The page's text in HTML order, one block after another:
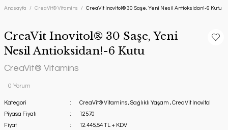
Anasayfa CreaVit® Vitamins CreaVit Inovitol® 30 Saşe, Yeni Nesil Antioksidan!-6 Kutu
CreaVit Inovitol® 30 Saşe, Yeni
Nesil Antioksidan!-6 Kutu
CreaVit® Vitamins
0 Yorum
Kategori CreaVit® Vitamins ,Sağlıklı Yaşam ,CreaVit Inovitol
Piyasa Fiyatı
12570
Fiyat
12.445,54 TL + KDV